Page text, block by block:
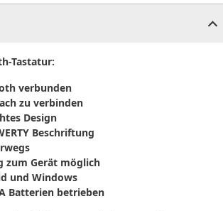
Tastatur:
verbunden
zu verbinden
Design
Beschriftung
zum Gerät möglich
und Windows
Batterien betrieben